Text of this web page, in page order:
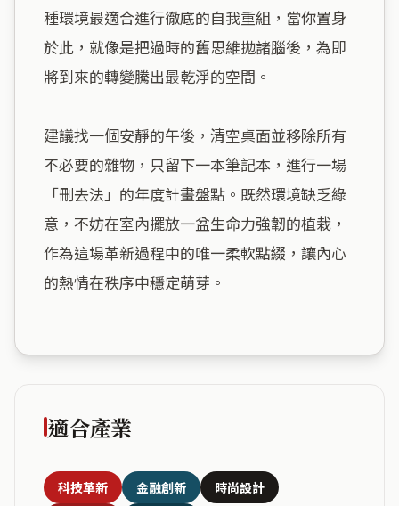
種環境最適合進行徹底的自我重組，當你置身
於此，就像是把過時的舊思維拋諸腦後，為即
將到來的轉變騰出最乾淨的空間。
建議找一個安靜的午後，清空桌面並移除所有
不必要的雜物，只留下一本筆記本，進行一場
「刪去法」的年度計畫盤點。既然環境缺乏綠
意，不妨在室內擺放一盆生命力強韌的植栽，
作為這場革新過程中的唯一柔軟點綴，讓內心
的熱情在秩序中穩定萌芽。
適合產業
科技革新 金融創新
時尚設計